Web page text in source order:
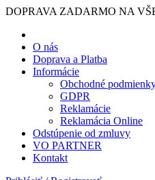
DOPRAVA ZADARMO NA
O nás
Doprava a Platba
Informácie
Obchodné
GDPR
Reklamácie
Reklamácia Online
Odstúpenie od zmluvy
VO PARTNER
Kontakt